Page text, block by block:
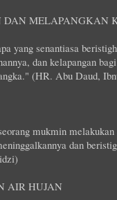
DAN MELAPANGKAN
yang senantiasa
dan kelapangan
(HR. Abu Daud,
mukmin
dan
AIR HUJAN